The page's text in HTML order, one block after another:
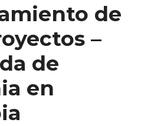
de
–
de
en